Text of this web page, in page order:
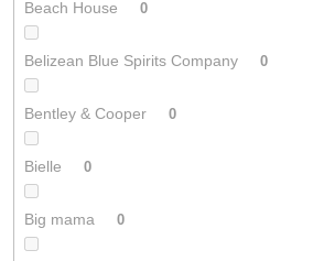
Beach House 0
Belizean Blue Spirits Company 0
Bentley & Cooper 0
Bielle 0
Big mama 0